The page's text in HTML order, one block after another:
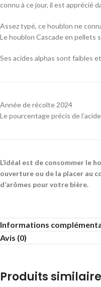
connu à ce jour, il est apprécié
Assez typé, ce houblon ne
Le houblon Cascade en pellets
Ses acides alphas sont faibles
Année de récolte 2024
Le pourcentage précis de
L’idéal est de consommer le
ouverture ou de la placer au
d’arômes pour votre bière.
Informations
Avis (0)
Produits